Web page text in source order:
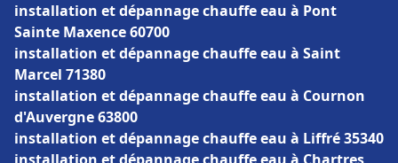
installation et dépannage chauffe eau à Pont
Sainte Maxence 60700
installation et dépannage chauffe eau à Saint
Marcel 71380
installation et dépannage chauffe eau à Cournon
d'Auvergne 63800
installation et dépannage chauffe eau à Liffré 35340